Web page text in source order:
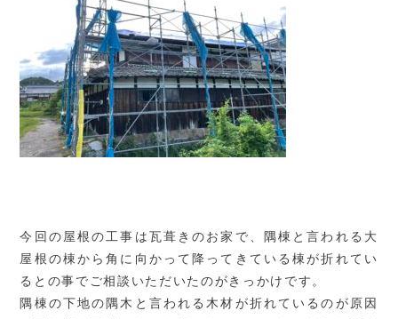
今回の屋根の工事は瓦葺きのお家で、隅棟と言われる大
屋根の棟から角に向かって降ってきている棟が折れてい
るとの事でご相談いただいたのがきっかけです。
隅棟の下地の隅木と言われる木材が折れているのが原因